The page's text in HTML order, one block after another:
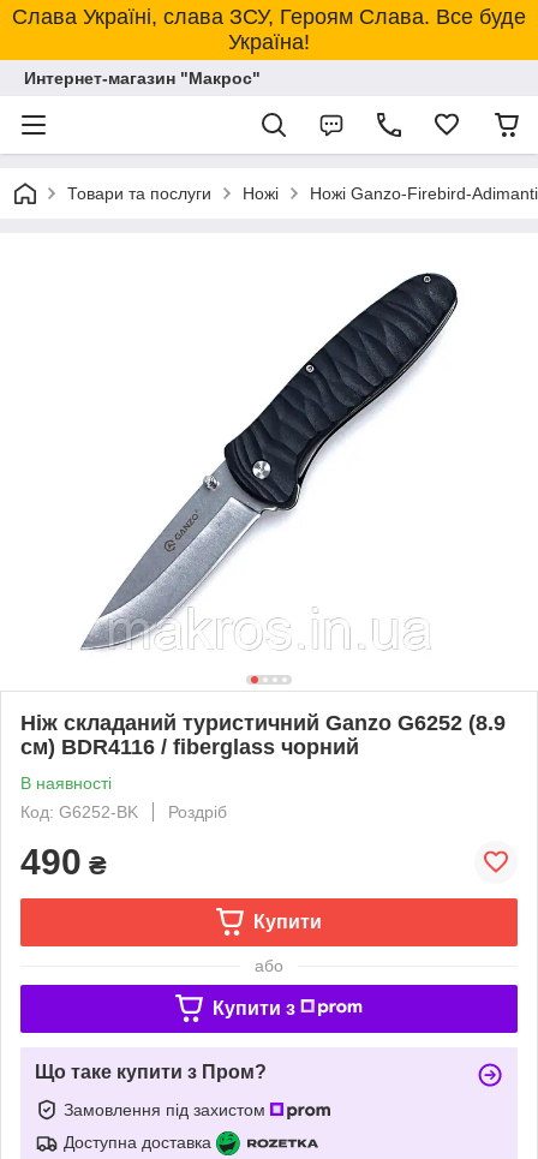
Слава Україні, слава ЗСУ, Героям Слава. Все буде
Україна!
Интернет-магазин "Макрос"
Товари та послуги Ножі Ножі Ganzo-Firebird-Adimanti
Ніж складаний туристичний Ganzo G6252 (8.9
см) BDR4116 / fiberglass чорний
В наявності
Код: G6252-BK
Роздріб
490 ₴
Купити
або
Купити з
Що таке купити з Пром?
Замовлення під захистом
Доступна доставка